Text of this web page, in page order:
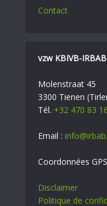
Contact
vzw KBIVB-
Molenstraat 45
3300 Tienen
Tél. +32 470 83
Email :
Coordonnées
Disclaimer
Politique de